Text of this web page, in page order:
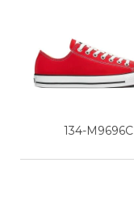
134-M9696C